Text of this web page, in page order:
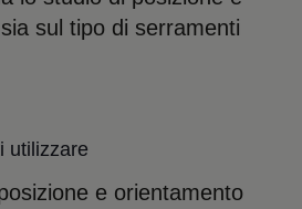
sul tipo di serramenti
utilizzare
e orientamento